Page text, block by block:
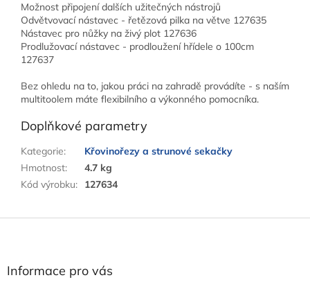
Možnost připojení dalších užitečných nástrojů
Odvětvovací nástavec - řetězová pilka na větve 127635
Nástavec pro nůžky na živý plot 127636
Prodlužovací nástavec - prodloužení hřídele o 100cm
127637
Bez ohledu na to, jakou práci na zahradě provádíte - s naším
multitoolem máte flexibilního a výkonného pomocníka.
Doplňkové parametry
Kategorie:
Křovinořezy a strunové sekačky
Hmotnost:
4.7 kg
Kód výrobku: 127634
Informace pro vás